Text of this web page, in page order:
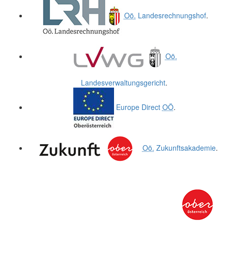
Oö. Landesrechnungshof.
Oö.
Landesverwaltungsgericht.
Europe Direct OÖ.
Oö. Zukunftsakademie.